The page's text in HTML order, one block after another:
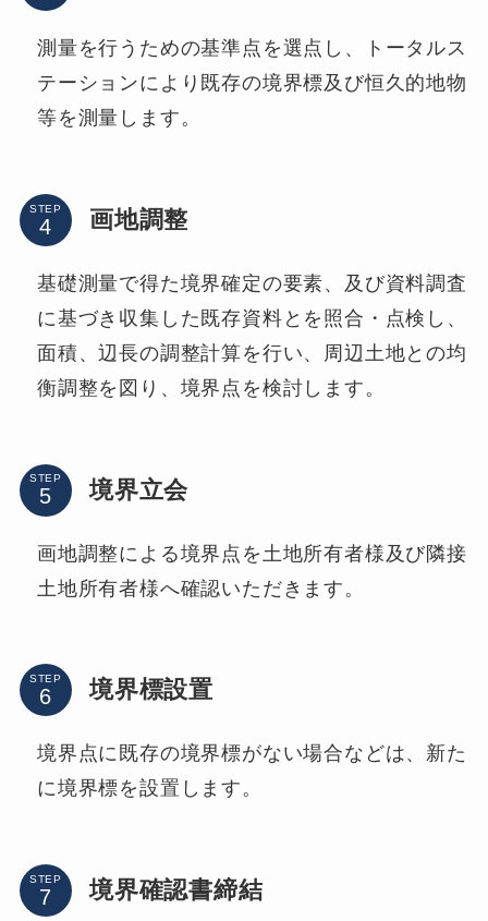
測量を行うための基準点を選点し、トータルス
テーションにより既存の境界標及び恒久的地物
等を測量します。
STEP 画地調整
基礎測量で得た境界確定の要素、及び資料調査
に基づき収集した既存資料とを照合・点検し、
面積、辺長の調整計算を行い、周辺土地との均
衡調整を図り、境界点を検討します。
STEP 境界立会
画地調整による境界点を土地所有者様及び隣接
土地所有者様へ確認いただきます。
STEP 境界標設置
境界点に既存の境界標がない場合などは、新た
に境界標を設置します。
STEP 境界確認書締結